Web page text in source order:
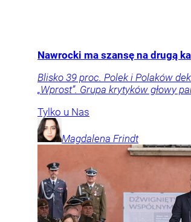
Nawrocki ma szansę na drugą
Blisko 39 proc. Polek i Polaków
„Wprost”. Grupa krytyków głowy
Tylko u Nas
Magdalena Frindt